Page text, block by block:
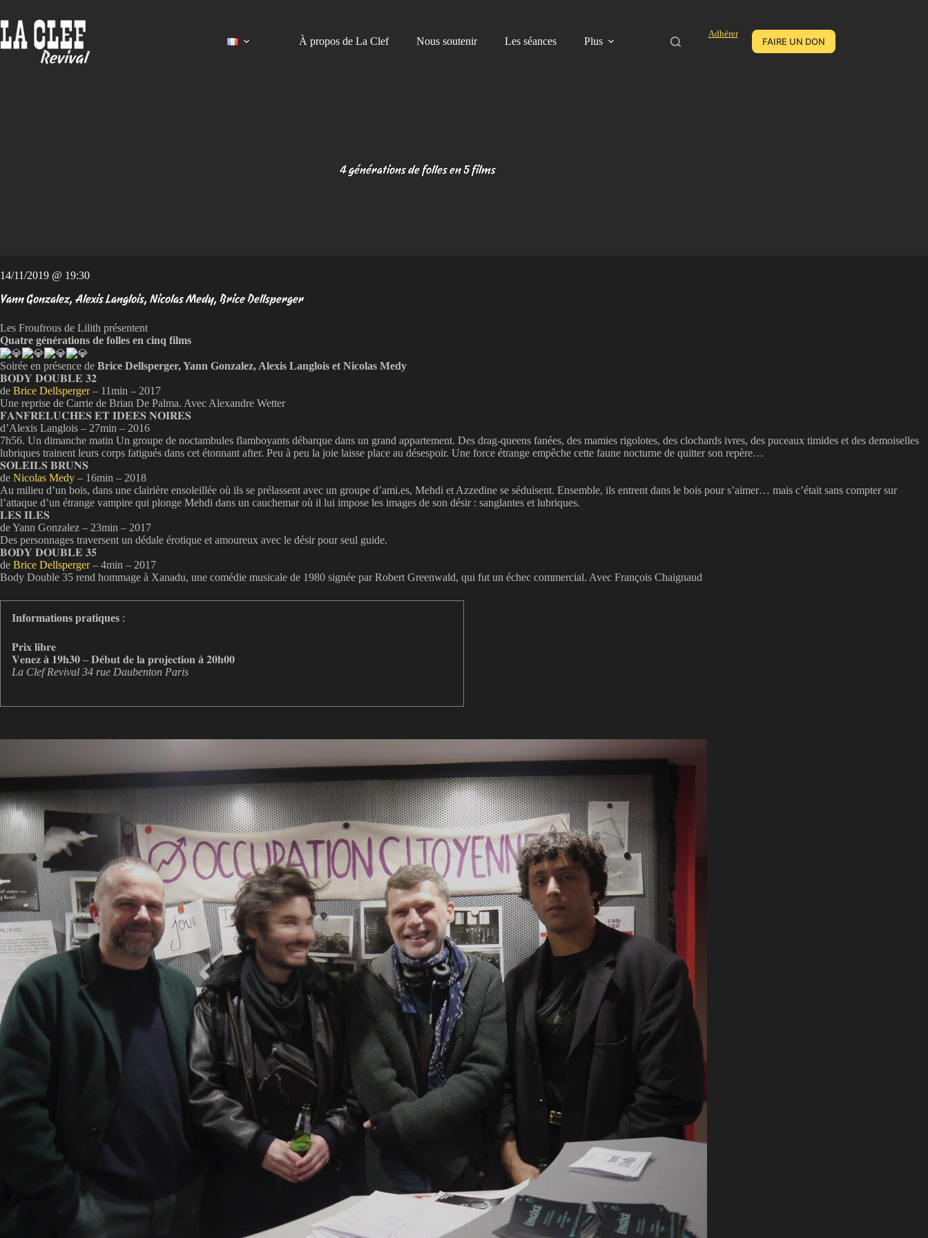
au
contenu
À propos de La Clef
Nous soutenir Les séances Plus
Adhérer
FAIRE UN DON
4 générations de folles en 5 films
14/11/2019 @ 19:30
Yann Gonzalez, Alexis Langlois, Nicolas Medy, Brice Dellsperger
Les Froufrous de Lilith présentent
Quatre générations de folles en cinq films
Soirée en présence de Brice Dellsperger, Yann Gonzalez, Alexis Langlois et Nicolas Medy
𝐁𝐎𝐃𝐘 𝐃𝐎𝐔𝐁𝐋𝐄 𝟑𝟐
de Brice Dellsperger– 11min – 2017
Une reprise de Carrie de Brian De Palma. Avec Alexandre Wetter
𝐅𝐀𝐍𝐅𝐑𝐄𝐋𝐔𝐂𝐇𝐄𝐒 𝐄𝐓 𝐈𝐃𝐄𝐄𝐒 𝐍𝐎𝐈𝐑𝐄𝐒
d’Alexis Langlois – 27min – 2016
7h56. Un dimanche matin Un groupe de noctambules flamboyants débarque dans un grand appartement. Des drag-queens fanées, des mamies rigolotes, des clochards ivres, des puceaux timides et des demoiselles
lubriques trainent leurs corps fatigués dans cet étonnant after. Peu à peu la joie laisse place au désespoir. Une force étrange empêche cette faune nocturne de quitter son repère…
𝐒𝐎𝐋𝐄𝐈𝐋𝐒 𝐁𝐑𝐔𝐍𝐒
de Nicolas Medy – 16min – 2018
Au milieu d’un bois, dans une clairière ensoleillée où ils se prélassent avec un groupe d’ami.es, Mehdi et Azzedine se séduisent. Ensemble, ils entrent dans le bois pour s’aimer… mais c’était sans compter sur
l’attaque d’un étrange vampire qui plonge Mehdi dans un cauchemar où il lui impose les images de son désir : sanglantes et lubriques.
𝐋𝐄𝐒 𝐈𝐋𝐄𝐒
de Yann Gonzalez – 23min – 2017
Des personnages traversent un dédale érotique et amoureux avec le désir pour seul guide.
𝐁𝐎𝐃𝐘 𝐃𝐎𝐔𝐁𝐋𝐄 𝟑𝟓
de Brice Dellsperger– 4min – 2017
Body Double 35 rend hommage à Xanadu, une comédie musicale de 1980 signée par Robert Greenwald, qui fut un échec commercial. Avec François Chaignaud
Informations pratiques :
𝐏𝐫𝐢𝐱 𝐥𝐢𝐛𝐫𝐞
𝐕𝐞𝐧𝐞𝐳 à 𝟏𝟗𝐡𝟑𝟎 – 𝐃é𝐛𝐮𝐭 𝐝𝐞 𝐥𝐚 𝐩𝐫𝐨𝐣𝐞𝐜𝐭𝐢𝐨𝐧 à 𝟐𝟎𝐡𝟎𝟎
La Clef Revival 34 rue Daubenton Paris